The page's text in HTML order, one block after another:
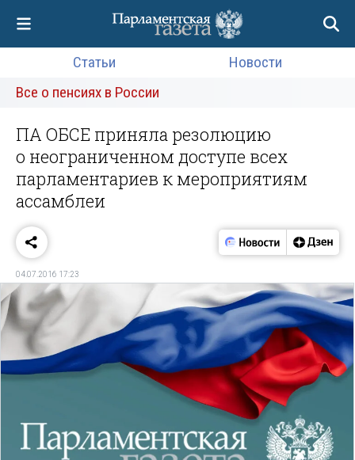
Статьи
Новости
Все о пенсиях в России
ПА ОБСЕ приняла резолюцию
о неограниченном доступе всех
парламентариев к мероприятиям
ассамблеи
04.07.2016 17:23